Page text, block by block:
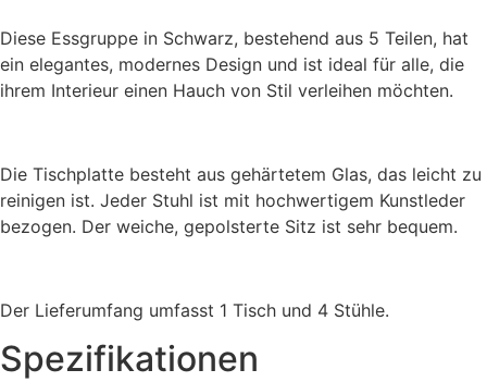
Diese Essgruppe in Schwarz, bestehend aus 5 Teilen, hat
ein elegantes, modernes Design und ist ideal für alle, die
ihrem Interieur einen Hauch von Stil verleihen möchten.
Die Tischplatte besteht aus gehärtetem Glas, das leicht zu
reinigen ist. Jeder Stuhl ist mit hochwertigem Kunstleder
bezogen. Der weiche, gepolsterte Sitz ist sehr bequem.
Der Lieferumfang umfasst 1 Tisch und 4 Stühle.
Spezifikationen